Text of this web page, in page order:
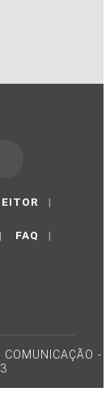
|
| FAQ |
COMUNICAÇÃO -